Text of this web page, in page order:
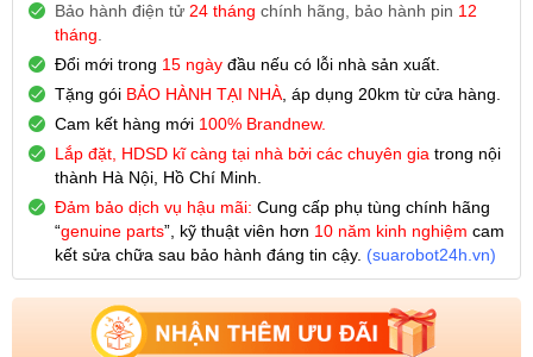
Bảo hành điện tử 24 tháng chính hãng, bảo hành pin 12
tháng.
Đổi mới trong 15 ngày đầu nếu có lỗi nhà sản xuất.
Tặng gói BẢO HÀNH TẠI NHÀ, áp dụng 20km từ cửa hàng.
Cam kết hàng mới 100% Brandnew.
Lắp đặt, HDSD kĩ càng tại nhà bởi các chuyên gia trong nội
thành Hà Nội, Hồ Chí Minh.
Đảm bảo dịch vụ hậu mãi: Cung cấp phụ tùng chính hãng
“genuine parts”, kỹ thuật viên hơn 10 năm kinh nghiệm cam
kết sửa chữa sau bảo hành đáng tin cậy. (suarobot24h.vn)